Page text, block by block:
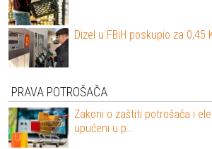
Dizel u FBiH poskupio za 0,45
PRAVA POTROŠAČA
Zakoni o zaštiti potrošača i
upućeni u p…